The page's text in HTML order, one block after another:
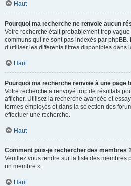
Haut
Pourquoi ma recherche ne renvoie aucun
Votre recherche était probablement trop
communs qui ne sont pas indexés par phpBB.
d’utiliser les différents filtres disponibles dans
Haut
Pourquoi ma recherche renvoie à une page
Votre recherche a renvoyé trop de résultats
afficher. Utilisez la recherche avancée et
termes employés et dans la sélection des
effectuer une recherche.
Haut
Comment puis-je rechercher des membres ?
Veuillez vous rendre sur la liste des membres
un membre ».
Haut